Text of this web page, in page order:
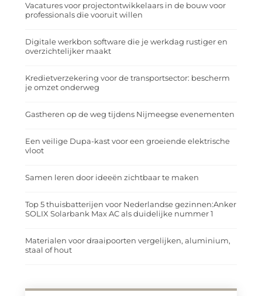
Vacatures voor projectontwikkelaars in de bouw voor
professionals die vooruit willen
Digitale werkbon software die je werkdag rustiger en
overzichtelijker maakt
Kredietverzekering voor de transportsector: bescherm
je omzet onderweg
Gastheren op de weg tijdens Nijmeegse evenementen
Een veilige Dupa-kast voor een groeiende elektrische
vloot
Samen leren door ideeën zichtbaar te maken
Top 5 thuisbatterijen voor Nederlandse gezinnen:Anker
SOLIX Solarbank Max AC als duidelijke nummer 1
Materialen voor draaipoorten vergelijken, aluminium,
staal of hout